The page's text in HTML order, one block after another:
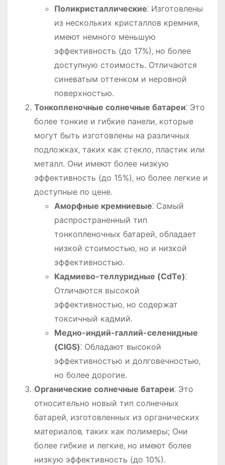
Поликристаллические⁚ Изготовлены
из нескольких кристаллов кремния‚
имеют немного меньшую
эффективность (до 17%)‚ но более
доступную стоимость. Отличаются
синеватым оттенком и неровной
поверхностью.
Тонкопленочные солнечные батареи⁚ Это
более тонкие и гибкие панели‚ которые
могут быть изготовлены на различных
подложках‚ таких как стекло‚ пластик или
металл. Они имеют более низкую
эффективность (до 15%)‚ но более легкие и
доступные по цене.
Аморфные кремниевые⁚ Самый
распространенный тип
тонкопленочных батарей‚ обладает
низкой стоимостью‚ но и низкой
эффективностью.
Кадмиево-теллуридные (CdTe)⁚
Отличаются высокой
эффективностью‚ но содержат
токсичный кадмий.
Медно-индий-галлий-селенидные
(CIGS)⁚ Обладают высокой
эффективностью и долговечностью‚
но более дорогие.
Органические солнечные батареи⁚ Это
относительно новый тип солнечных
батарей‚ изготовленных из органических
материалов‚ таких как полимеры; Они
более гибкие и легкие‚ но имеют более
низкую эффективность (до 10%).